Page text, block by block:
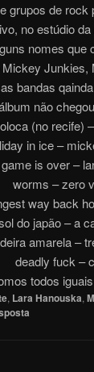
grupos de
no estúdio
nomes
Junkies,
bandas
não
(no recife)
in ice –
is over –
worms – zero
way back
do japão – a
amarela –
deadly fuck –
todos
, Lara Hanouska,